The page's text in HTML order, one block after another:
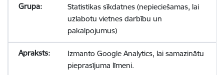
Statistikas sīkdatnes (nepieciešamas, lai
uzlabotu vietnes darbību un
pakalpojumus)
Izmanto Google Analytics, lai samazinātu
pieprasījuma līmeni.